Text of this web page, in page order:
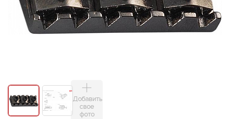
Добавить
свое
фото